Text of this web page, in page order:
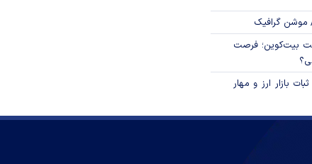
موشن گرافیک
قیمت بیت‌کوین؛ فرصت
بازار ارز و مهار